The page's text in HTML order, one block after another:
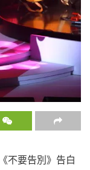
不要告別》告白